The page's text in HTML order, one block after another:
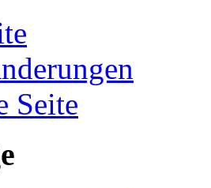
Seite